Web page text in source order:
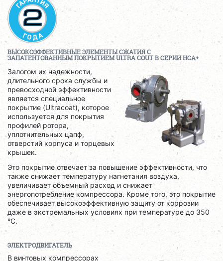
ВЫСОКОЭФФЕКТИВНЫЕ ЭЛЕМЕНТЫ СЖАТИЯ С
ЗАПАТЕНТОВАННЫМ ПОКРЫТИЕМULTRA COUTВ СЕРИИHCA+
Залогом их надежности,
длительного срока службы и
превосходной эффективности
является специальное
покрытие (Ultracoat), которое
используется для покрытия
профилей ротора,
уплотнительных цапф,
отверстий корпуса и торцевых
крышек.
Это покрытие отвечает за повышение эффективности, что
также снижает температуру нагнетания воздуха,
увеличивает объемный расход и снижает
энергопотребление компрессора. Кроме того, это покрытие
обеспечивает высокоэффективную защиту от коррозии
даже в экстремальных условиях при температуре до 350
°C.
ЭЛЕКТРОДВИГАТЕЛЬ
В винтовых компрессорах